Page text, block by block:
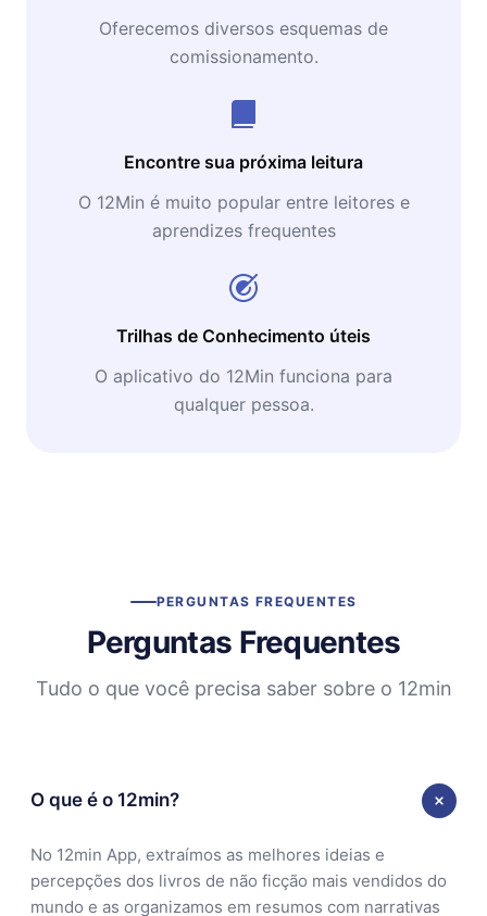
Oferecemos diversos esquemas de
comissionamento.
Encontre sua próxima leitura
O 12Min é muito popular entre leitores e
aprendizes frequentes
Trilhas de Conhecimento úteis
O aplicativo do 12Min funciona para
qualquer pessoa.
PERGUNTAS FREQUENTES
Perguntas Frequentes
Tudo o que você precisa saber sobre o 12min
O que é o 12min?
No 12min App, extraímos as melhores ideias e
percepções dos livros de não ficção mais vendidos do
mundo e as organizamos em resumos com narrativas